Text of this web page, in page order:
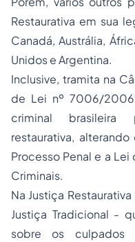
Restaurativa em sua
Canadá, Austrália,
Unidos e Argentina.
Inclusive, tramita na
de Lei nº 7006/
criminal brasileira
restaurativa,
Processo Penal e a
Criminais.
Na Justiça
Justiça Tradicional -
sobre os